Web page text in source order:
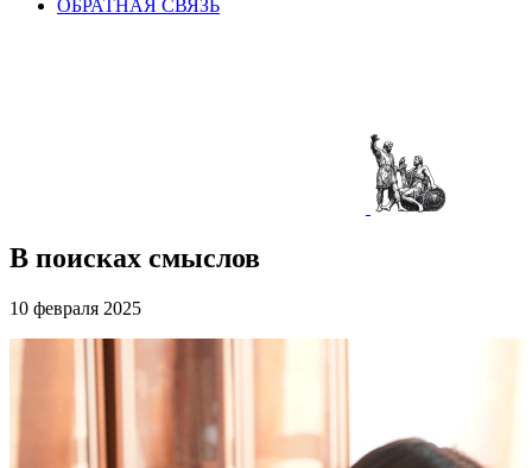
ОБРАТНАЯ СВЯЗЬ
В поисках смыслов
10 февраля 2025